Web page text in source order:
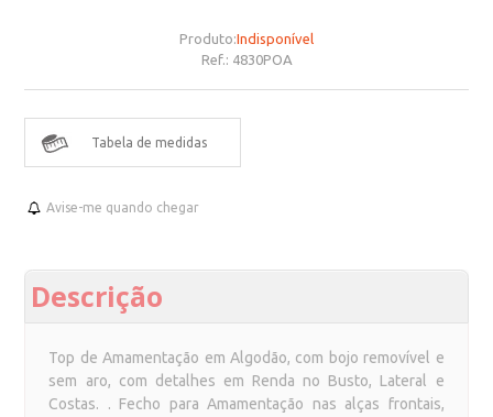
Produto:Indisponível
Ref.: 4830POA
Tabela de medidas
Avise-me quando chegar
Descrição
Top de Amamentação em Algodão, com bojo removível e
sem aro, com detalhes em Renda no Busto, Lateral e
Costas. . Fecho para Amamentação nas alças frontais,